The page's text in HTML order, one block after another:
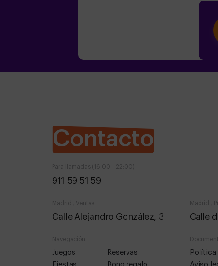
Contacto
Madrid , Ventas
Calle Alejandro González, 3
Madrid ,
Calle
Para llamadas (16:00 - 22:00)
911 59 51 59
Navegación
juegos
reservas
fiestas
bono regalo
aviso